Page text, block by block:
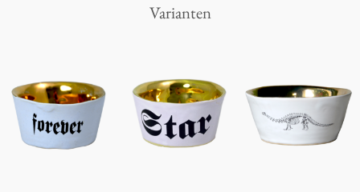
Lange Teller 'de Luxe'
Besteck
Varianten